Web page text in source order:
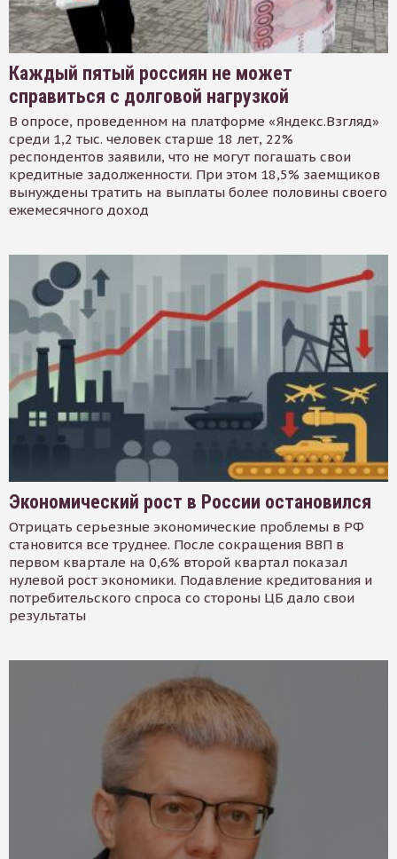
Каждый пятый россиян не может
справиться с долговой нагрузкой
В опросе, проведенном на платформе «Яндекс.Взгляд»
среди 1,2 тыс. человек старше 18 лет, 22%
респондентов заявили, что не могут погашать свои
кредитные задолженности. При этом 18,5% заемщиков
вынуждены тратить на выплаты более половины своего
ежемесячного доход
Экономический рост в России остановился
Отрицать серьезные экономические проблемы в РФ
становится все труднее. После сокращения ВВП в
первом квартале на 0,6% второй квартал показал
нулевой рост экономики. Подавление кредитования и
потребительского спроса со стороны ЦБ дало свои
результаты